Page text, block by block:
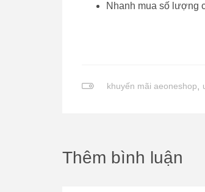
Nhanh mua số lượng
khuyến mãi aeoneshop,
Thêm bình luận